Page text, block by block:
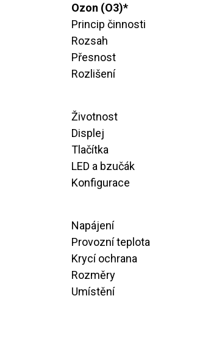
Ozon (O3)*
​Princip činnosti
Rozsah
Přesnost
Rozlišení
Životnost
Displej
Tlačítka
LED a bzučák
Konfigurace
Napájení
Provozní teplota
Krycí ochrana
Rozměry
Umístění